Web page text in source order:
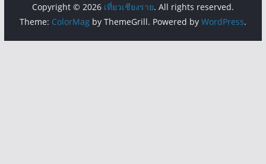
Copyright © 2026 เที่ยวเชียงราย. All rights reserved.
Theme: ColorMagby ThemeGrill. Powered by WordPress.